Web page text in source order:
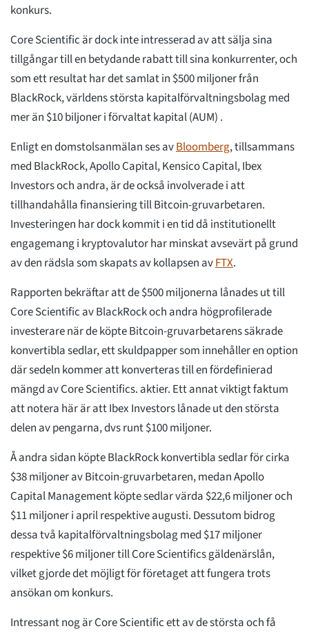
konkurs.
Core Scientific är dock inte intresserad av att sälja sina
tillgångar till en betydande rabatt till sina konkurrenter, och
som ett resultat har det samlat in $500 miljoner från
BlackRock, världens största kapitalförvaltningsbolag med
mer än $10 biljoner i förvaltat kapital (AUM) .
Enligt en domstolsanmälan ses avBloomberg, tillsammans
med BlackRock, Apollo Capital, Kensico Capital, Ibex
Investors och andra, är de också involverade i att
tillhandahålla finansiering till Bitcoin-gruvarbetaren.
Investeringen har dock kommit i en tid då institutionellt
engagemang i kryptovalutor har minskat avsevärt på grund
av den rädsla som skapats av kollapsen avFTX.
Rapporten bekräftar att de $500 miljonerna lånades ut till
Core Scientific av BlackRock och andra högprofilerade
investerare när de köpte Bitcoin-gruvarbetarens säkrade
konvertibla sedlar, ett skuldpapper som innehåller en option
där sedeln kommer att konverteras till en fördefinierad
mängd av Core Scientifics. aktier. Ett annat viktigt faktum
att notera här är att Ibex Investors lånade ut den största
delen av pengarna, dvs runt $100 miljoner.
Å andra sidan köpte BlackRock konvertibla sedlar för cirka
$38 miljoner av Bitcoin-gruvarbetaren, medan Apollo
Capital Management köpte sedlar värda $22,6 miljoner och
$11 miljoner i april respektive augusti. Dessutom bidrog
dessa två kapitalförvaltningsbolag med $17 miljoner
respektive $6 miljoner till Core Scientifics gäldenärslån,
vilket gjorde det möjligt för företaget att fungera trots
ansökan om konkurs.
Intressant nog är Core Scientific ett av de största och få